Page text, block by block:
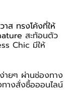
ส ทรงโค้งที่ให้
สะท้อนตัว
Chic มีให้
ายๆ ผ่านช่องทาง
ทางสั่งซื้อออนไลน์